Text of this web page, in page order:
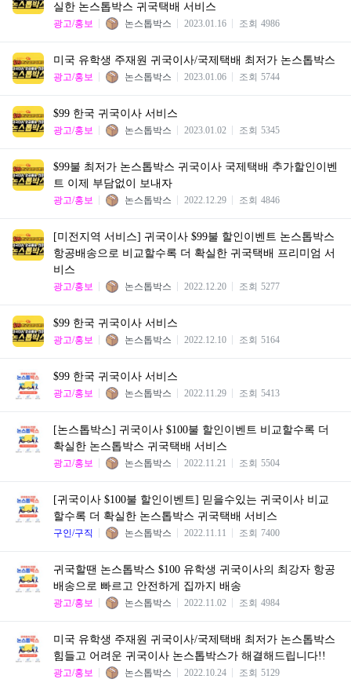
실한 논스톱박스 귀국택배 서비스
광고/홍보 논스톱박스 2023.01.16 조회 4986
미국 유학생 주재원 귀국이사/국제택배 최저가 논스톱박스
광고/홍보 논스톱박스 2023.01.06 조회 5744
$99 한국 귀국이사 서비스
광고/홍보 논스톱박스 2023.01.02 조회 5345
$99불 최저가 논스톱박스 귀국이사 국제택배 추가할인이벤
트 이제 부담없이 보내자
광고/홍보 논스톱박스 2022.12.29 조회 4846
[미전지역 서비스] 귀국이사 $99불 할인이벤트 논스톱박스
항공배송으로 비교할수록 더 확실한 귀국택배 프리미엄 서
비스
광고/홍보 논스톱박스 2022.12.20 조회 5277
$99 한국 귀국이사 서비스
광고/홍보 논스톱박스 2022.12.10 조회 5164
$99 한국 귀국이사 서비스
광고/홍보 논스톱박스 2022.11.29 조회 5413
[논스톱박스] 귀국이사 $100불 할인이벤트 비교할수록 더
확실한 논스톱박스 귀국택배 서비스
광고/홍보 논스톱박스 2022.11.21 조회 5504
[귀국이사 $100불 할인이벤트] 믿을수있는 귀국이사 비교
할수록 더 확실한 논스톱박스 귀국택배 서비스
구인/구직 논스톱박스 2022.11.11 조회 7400
귀국할땐 논스톱박스 $100 유학생 귀국이사의 최강자 항공
배송으로 빠르고 안전하게 집까지 배송
광고/홍보 논스톱박스 2022.11.02 조회 4984
미국 유학생 주재원 귀국이사/국제택배 최저가 논스톱박스
힘들고 어려운 귀국이사 논스톱박스가 해결해드립니다!!
광고/홍보 논스톱박스 2022.10.24 조회 5129